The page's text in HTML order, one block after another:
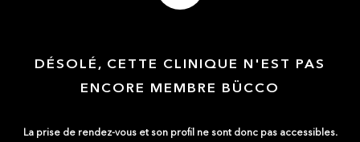
DÉSOLÉ, CETTE CLINIQUE N'EST PAS
ENCORE MEMBRE BÜCCO
La prise de rendez-vous et son profil ne sont donc pas accessibles.